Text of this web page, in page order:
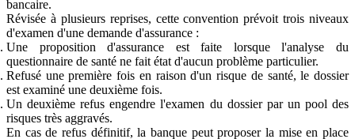
bancaire.
Révisée à plusieurs reprises, cette convention prévoit trois niveaux
d'examen d'une demande d'assurance :
Une proposition d'assurance est faite lorsque l'analyse du
questionnaire de santé ne fait état d'aucun problème particulier.
Refusé une première fois en raison d'un risque de santé, le dossier
est examiné une deuxième fois.
Un deuxième refus engendre l'examen du dossier par un pool des
risques très aggravés.
En cas de refus définitif, la banque peut proposer la mise en place